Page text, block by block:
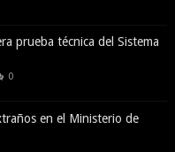
prueba técnica del Sistema
0
en el Ministerio de